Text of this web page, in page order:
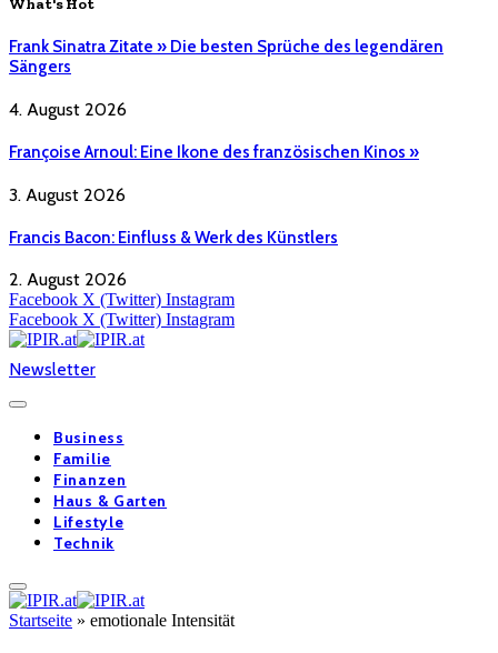
Frank Sinatra Zitate » Die besten Sprüche des legendären
Sängers
4. August 2026
Françoise Arnoul: Eine Ikone des französischen Kinos »
3. August 2026
Francis Bacon: Einfluss & Werk des Künstlers
2. August 2026
Facebook X (Twitter) Instagram
Facebook X (Twitter) Instagram
Newsletter
Business
Familie
Finanzen
Haus & Garten
Lifestyle
Technik
Startseite » emotionale Intensität